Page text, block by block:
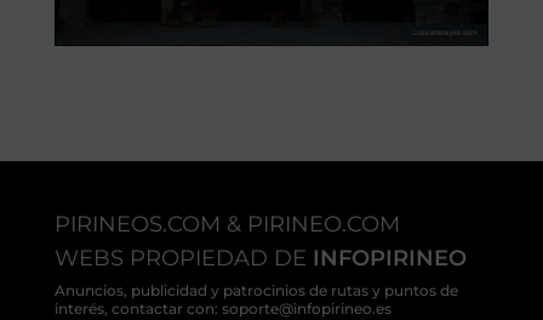
PIRINEOS.COM & PIRINEO.COM
WEBS PROPIEDAD DE INFOPIRINEO
Anuncios, publicidad y patrocinios de rutas y puntos de
interés, contactar con: soporte@infopirineo.es